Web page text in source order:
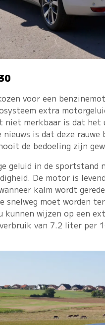
voor een
extra
niet merkbaar is dat
is dat deze rauwe
de bedoeling zijn
geluid in de sportstand
De motor is
kalm wordt
snelweg moet worden
kunnen wijzen op een
van 7.2 liter per